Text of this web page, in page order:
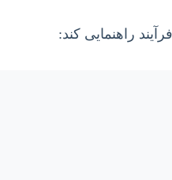
راهنمایی کند: